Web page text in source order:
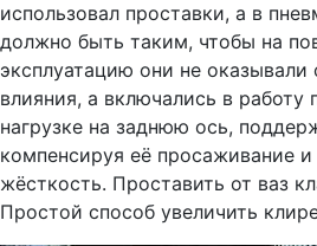
использовал проставки, а в
должно быть таким, чтобы на
эксплуатацию они не оказывали
влияния, а включались в работу
нагрузке на заднюю ось,
компенсируя её просаживание
жёсткость. Проставить от ваз
Простой способ увеличить